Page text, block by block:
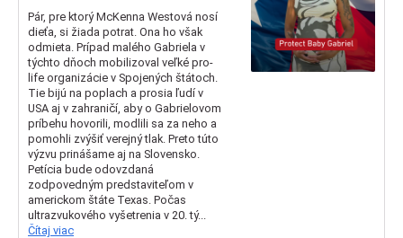
mu dostať sa ku
liečbe srdca, ktorá
mu môže zachrán...
Pár, pre ktorý McKenna Westová nosí
dieťa, si žiada potrat. Ona ho však
odmieta. Prípad malého Gabriela v
týchto dňoch mobilizoval veľké pro-
life organizácie v Spojených štátoch.
Tie bijú na poplach a prosia ľudí v
USA aj v zahraničí, aby o Gabrielovom
príbehu hovorili, modlili sa za neho a
pomohli zvýšiť verejný tlak. Preto túto
výzvu prinášame aj na Slovensko.
Petícia bude odovzdaná
zodpovedným predstaviteľom v
americkom štáte Texas. Počas
ultrazvukového vyšetrenia v 20. tý...
Čítaj viac